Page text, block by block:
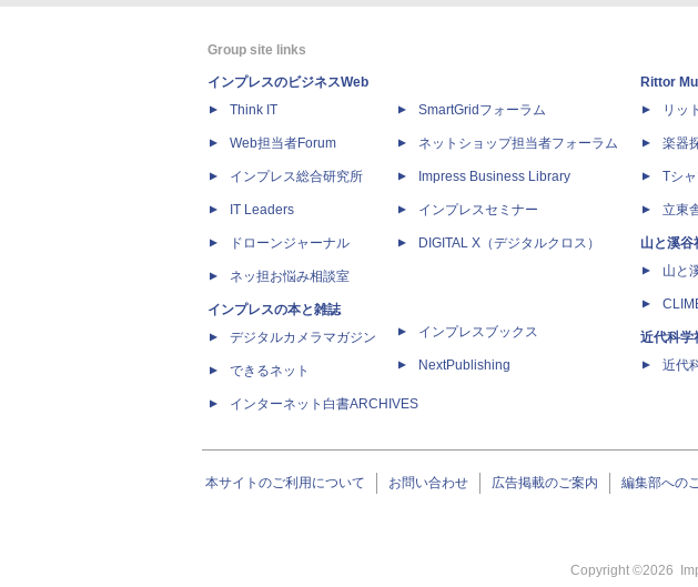
Group site links
インプレスのビジネスWeb
Think IT
Web担当者Forum
インプレス総合研究所
IT Leaders
ドローンジャーナル
ネッ担お悩み相談室
インプレスの本と雑誌
デジタルカメラマガジン
できるネット
インターネット白書ARCHIVES
SmartGridフォーラム
ネットショップ担当者フォーラム
Impress Business Library
インプレスセミナー
DIGITAL X（デジタルクロス）
インプレスブックス
NextPublishing
Rittor
リッ
楽器
Tシ
立東
山と溪谷
山と
近代科学
近代
本サイトのご利用について お問い合わせ 広告掲載のご案内 編集部への
Copyright ©2026